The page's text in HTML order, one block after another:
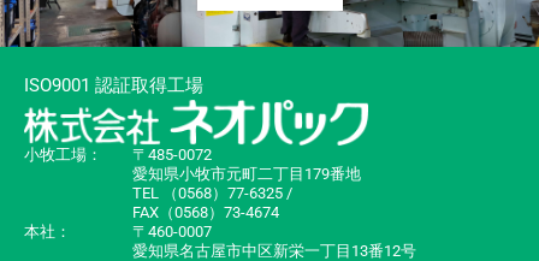
ISO9001 認証取得工場
小牧工場：
〒485-0072
愛知県小牧市元町二丁目179番地
TEL （0568）77-6325 /
FAX（0568）73-4674
本社：
〒460-0007
愛知県名古屋市中区新栄一丁目13番12号